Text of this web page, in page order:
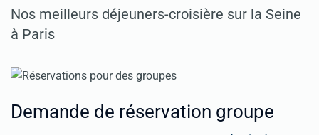
Nos meilleurs déjeuners-croisière sur la Seine
à Paris
Demande de réservation groupe